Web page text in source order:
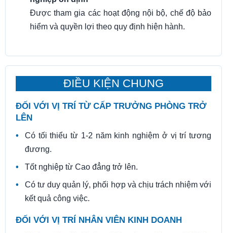
Được tham gia các hoạt động nội bộ, chế độ bảo
hiểm và quyền lợi theo quy định hiện hành.
ĐIỀU KIỆN CHUNG
ĐỐI VỚI VỊ TRÍ TỪ CẤP TRƯỞNG PHÒNG TRỞ
LÊN
Có tối thiểu từ 1-2 năm kinh nghiệm ở vị trí tương
đương.
Tốt nghiệp từ Cao đẳng trở lên.
Có tư duy quản lý, phối hợp và chịu trách nhiệm với
kết quả công việc.
ĐỐI VỚI VỊ TRÍ NHÂN VIÊN KINH DOANH